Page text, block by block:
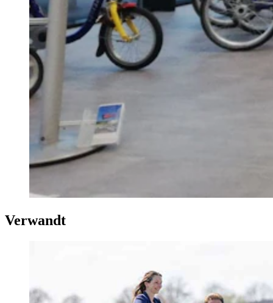
Verwandt